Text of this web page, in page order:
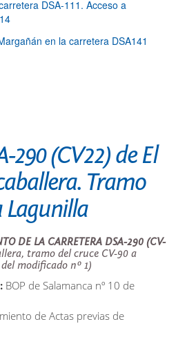
DSA-111. Acceso a
en la carretera DSA141
290 (CV22) de El
Tramo
Lagunilla
DE LA CARRETERA DSA-290 (CV-
tramo del cruce CV-90 a
modificado nº 1)
BOP de Salamanca nº 10 de
de Actas previas de